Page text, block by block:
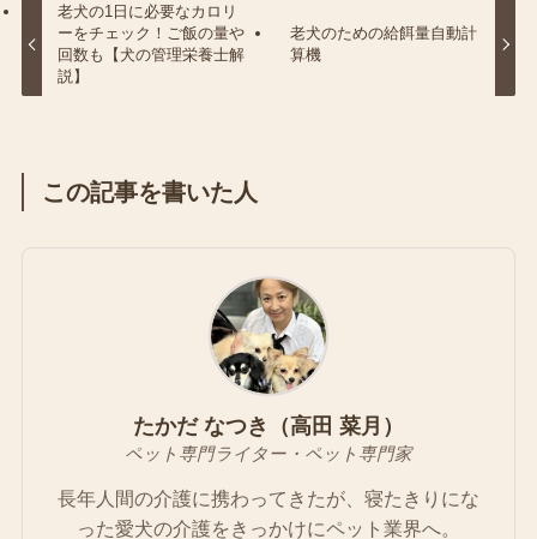
老犬の1日に必要なカロリ
ーをチェック！ご飯の量や
回数も【犬の管理栄養士解
説】
老犬のための給餌量自動計
算機
この記事を書いた人
たかだ なつき（高田 菜月）
ペット専門ライター・ペット専門家
長年人間の介護に携わってきたが、寝たきりにな
った愛犬の介護をきっかけにペット業界へ。